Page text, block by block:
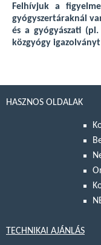
Felhívjuk a
gyógyszertáraknál
és a gyógyászati
közgyógy
HASZNOS OLDALAK
TECHNIKAI AJÁNLÁS